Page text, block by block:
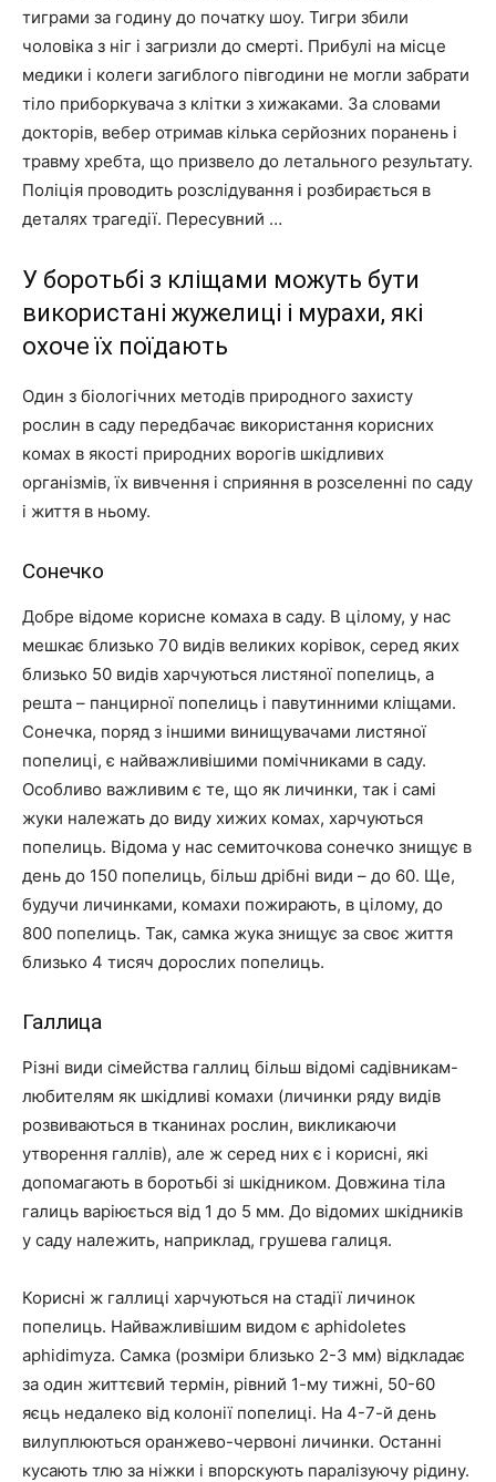
тиграми за годину до початку шоу. Тигри збили
чоловіка з ніг і загризли до смерті. Прибулі на місце
медики і колеги загиблого півгодини не могли забрати
тіло приборкувача з клітки з хижаками. За словами
докторів, вебер отримав кілька серйозних поранень і
травму хребта, що призвело до летального результату.
Поліція проводить розслідування і розбирається в
деталях трагедії. Пересувний …
У боротьбі з кліщами можуть бути
використані жужелиці і мурахи, які
охоче їх поїдають
Один з біологічних методів природного захисту
рослин в саду передбачає використання корисних
комах в якості природних ворогів шкідливих
організмів, їх вивчення і сприяння в розселенні по саду
і життя в ньому.
Сонечко
Добре відоме корисне комаха в саду. В цілому, у нас
мешкає близько 70 видів великих корівок, серед яких
близько 50 видів харчуються листяної попелиць, а
решта – панцирної попелиць і павутинними кліщами.
Сонечка, поряд з іншими винищувачами листяної
попелиці, є найважливішими помічниками в саду.
Особливо важливим є те, що як личинки, так і самі
жуки належать до виду хижих комах, харчуються
попелиць. Відома у нас семиточкова сонечко знищує в
день до 150 попелиць, більш дрібні види – до 60. Ще,
будучи личинками, комахи пожирають, в цілому, до
800 попелиць. Так, самка жука знищує за своє життя
близько 4 тисяч дорослих попелиць.
Галлица
Різні види сімейства галлиц більш відомі садівникам-
любителям як шкідливі комахи (личинки ряду видів
розвиваються в тканинах рослин, викликаючи
утворення галлів), але ж серед них є і корисні, які
допомагають в боротьбі зі шкідником. Довжина тіла
галиць варіюється від 1 до 5 мм. До відомих шкідників
у саду належить, наприклад, грушева галиця.
Корисні ж галлиці харчуються на стадії личинок
попелиць. Найважливішим видом є aphidoletes
aphidimyza. Самка (розміри близько 2-3 мм) відкладає
за один життєвий термін, рівний 1-му тижні, 50-60
яєць недалеко від колонії попелиці. На 4-7-й день
вилуплюються оранжево-червоні личинки. Останні
кусають тлю за ніжки і впорскують паралізуючу рідину.